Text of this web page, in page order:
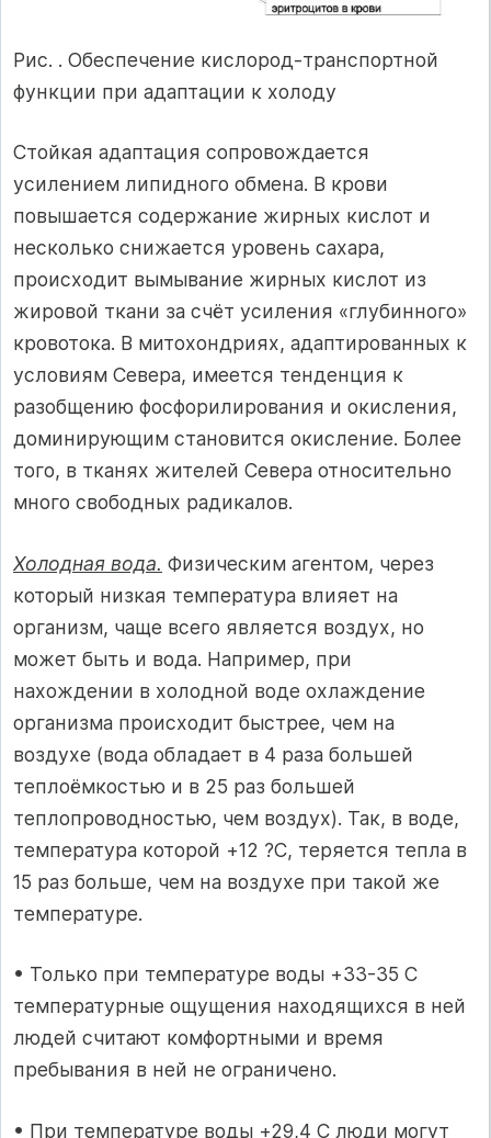
Рис. . Обеспечение кислород-транспортной
функции при адаптации к холоду
Стойкая адаптация сопровождается
усилением липидного обмена. В крови
повышается содержание жирных кислот и
несколько снижается уровень сахара,
происходит вымывание жирных кислот из
жировой ткани за счёт усиления «глубинного»
кровотока. В митохондриях, адаптированных к
условиям Севера, имеется тенденция к
разобщению фосфорилирования и окисления,
доминирующим становится окисление. Более
того, в тканях жителей Севера относительно
много свободных радикалов.
Холодная вода. Физическим агентом, через
который низкая температура влияет на
организм, чаще всего является воздух, но
может быть и вода. Например, при
нахождении в холодной воде охлаждение
организма происходит быстрее, чем на
воздухе (вода обладает в 4 раза большей
теплоёмкостью и в 25 раз большей
теплопроводностью, чем воздух). Так, в воде,
температура которой +12 ?C, теряется тепла в
15 раз больше, чем на воздухе при такой же
температуре.
• Только при температуре воды +33-35 C
температурные ощущения находящихся в ней
людей считают комфортными и время
пребывания в ней не ограничено.
• При температуре воды +29,4 C люди могут